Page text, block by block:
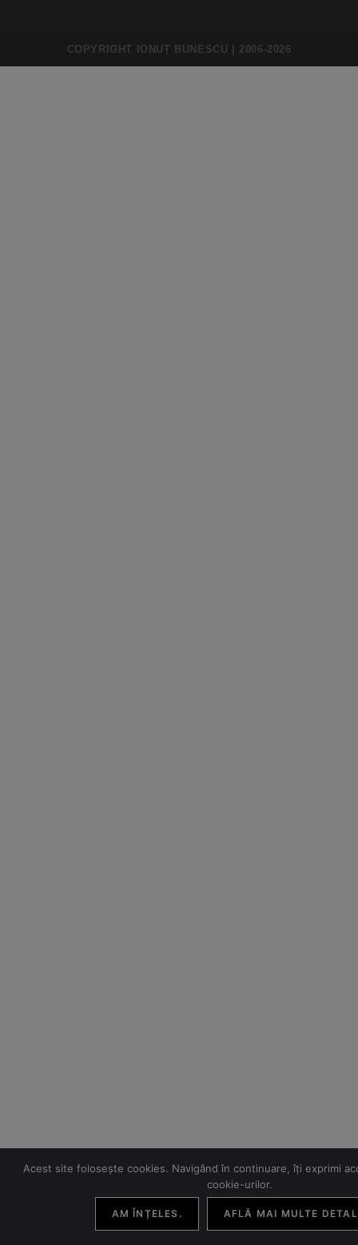
COPYRIGHT IONUȚ BUNESCU | 2006-2026
Acest site folosește cookies. Navigând în continuare, îți exprimi
cookie-urilor.
AM ÎNȚELES. AFLĂ MAI MULTE